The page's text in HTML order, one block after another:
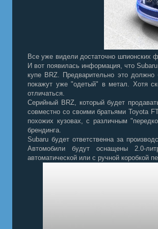
Все уже видели достаточно шпионских
И вот появилась информация, что Subaru
купе BRZ. Предварительно это
покажут уже "одетый" в метал. Хотя
отличаться.
Серийный BRZ, который будет
совместно со своими братьями Toyota
похожих кузовах, с различным
брендинга.
Subaru будет ответственна за
Автомобили будут оснащены 2.0-
автоматической или с ручной коробкой